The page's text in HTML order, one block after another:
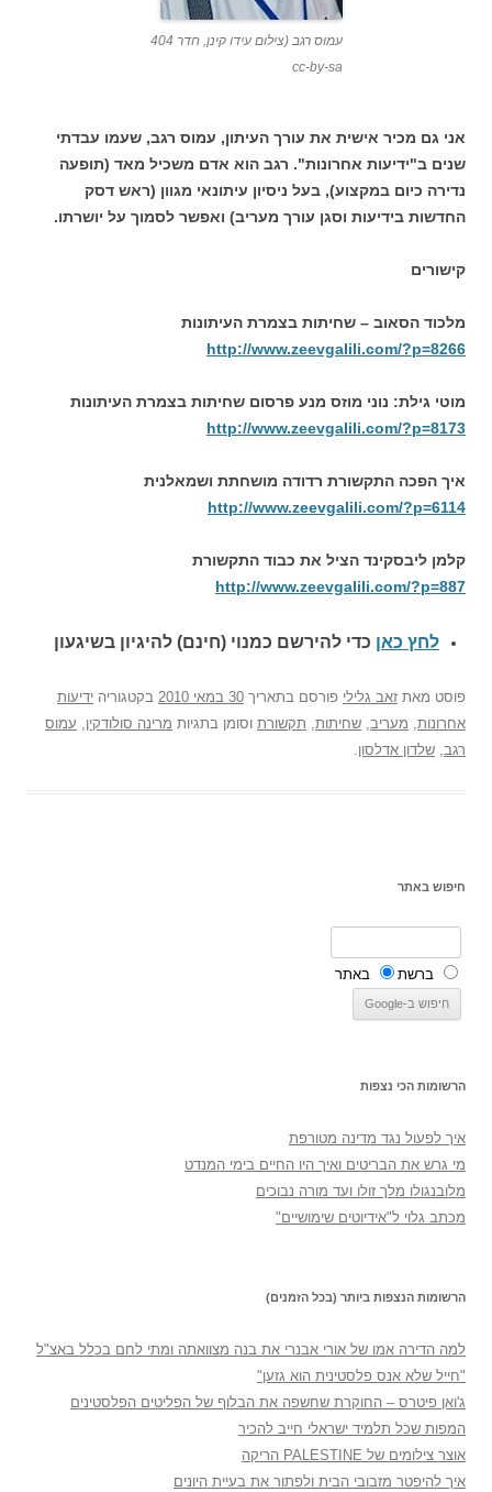
עמוס רגב (צילום עידו קינן, חדר 404
cc-by-sa
אני גם מכיר אישית את עורך העיתון, עמוס רגב, שעמו עבדתי
שנים ב"ידיעות אחרונות". רגב הוא אדם משכיל מאד (תופעה
נדירה כיום במקצוע), בעל ניסיון עיתונאי מגוון (ראש דסק
החדשות בידיעות וסגן עורך מעריב) ואפשר לסמוך על יושרתו.
קישורים
מלכוד הסאוב – שחיתות בצמרת העיתונות
http://www.zeevgalili.com/?p=8266
מוטי גילת: נוני מוזס מנע פרסום שחיתות בצמרת העיתונות
http://www.zeevgalili.com/?p=8173
איך הפכה התקשורת רדודה מושחתת ושמאלנית
http://www.zeevgalili.com/?p=6114
קלמן ליבסקינד הציל את כבוד התקשורת
http://www.zeevgalili.com/?p=887
לחץ כאן כדי להירשם כמנוי (חינם) להיגיון בשיגעון
פוסט מאת זאב גלילי פורסם בתאריך 30 במאי 2010 בקטגוריה ידיעות
אחרונות, מעריב, שחיתות, תקשורת וסומן בתגיות מרינה סולודקין, עמוס
רגב, שלדון אדלסון.
חיפוש באתר
ברשת באתר
הרשומות הכי נצפות
איך לפעול נגד מדינה מטורפת
מי גרש את הבריטים ואיך היו החיים בימי המנדט
מלובנגולו מלך זולו ועד מורה נבוכים
מכתב גלוי ל"אידיוטים שימושיים"
הרשומות הנצפות ביותר (בכל הזמנים)
למה הדירה אמו של אורי אבנרי את בנה מצוואתה ומתי לחם בכלל באצ"ל
"חייל שלא אנס פלסטינית הוא גזען"
ג'ואן פיטרס – החוקרת שחשפה את הבלוף של הפליטים הפלסטינים
המפות שכל תלמיד ישראלי חייב להכיר
אוצר צילומים של PALESTINE הריקה
איך להיפטר מזבובי הבית ולפתור את בעיית היונים